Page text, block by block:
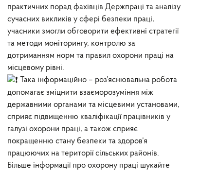
практичних порад фахівців Держпраці та аналізу
сучасних викликів у сфері безпеки праці,
учасники змогли обговорити ефективні стратегії
та методи моніторингу, контролю за
дотриманням норм та правил охорони праці на
місцевому рівні.
Така інформаційно – роз’яснювальна робота
допомагає зміцнити взаєморозуміння між
державними органами та місцевими установами,
сприяє підвищенню кваліфікації працівників у
галузі охорони праці, а також сприяє
покращенню стану безпеки та здоров’я
працюючих на території сільських районів.
Більше інформації про охорону праці шукайте